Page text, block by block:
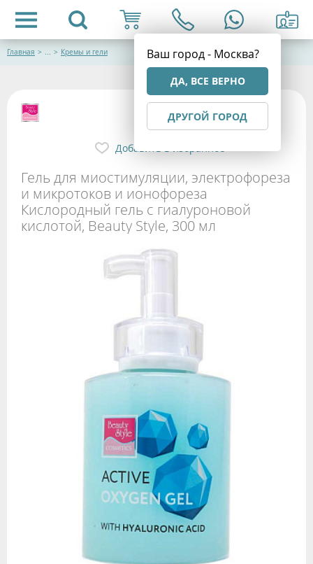
Ваш город - Москва?
ДА, ВСЕ ВЕРНО
ДРУГОЙ ГОРОД
Главная > ... > Кремы и гели
Гель для миостимуляции, электрофореза
и микротоков и ионофореза
Кислородный гель с гиалуроновой
кислотой, Beauty Style, 300 мл
Добавить в избранное